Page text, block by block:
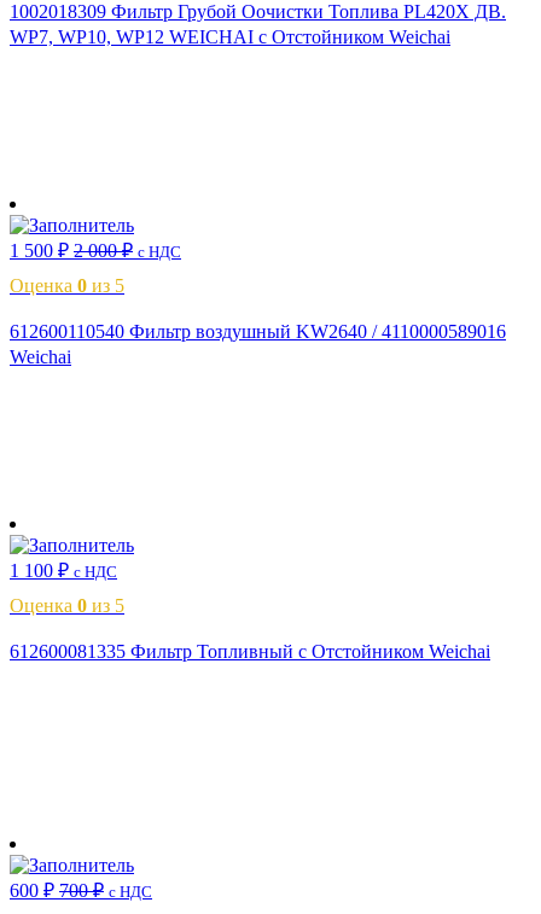
1002018309 Фильтр Грубой Оочистки Топлива PL420X ДВ.
WP7, WP10, WP12 WEICHAI с Отстойником Weichai
1 500 ₽ 2 000₽ с НДС
Оценка 0 из 5
612600110540 Фильтр воздушный KW2640 / 4110000589016
Weichai
1 100 ₽ с НДС
Оценка 0 из 5
612600081335 Фильтр Топливный с Отстойником Weichai
600 ₽ 700₽ с НДС